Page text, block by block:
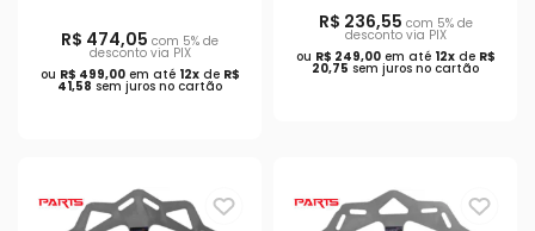
R$ 474,05 com 5% de
desconto via PIX
ou R$ 499,00em até 12xde R$
41,58 sem juros no cartão
R$ 236,55 com 5% de
desconto via PIX
ou R$ 249,00em até 12xde R$
20,75 sem juros no cartão